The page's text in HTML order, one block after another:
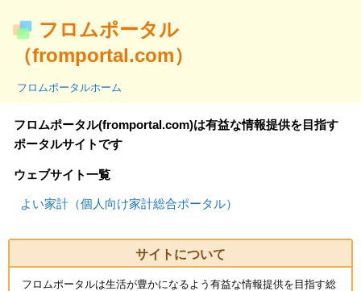
フロムポータル
（fromportal.com）
フロムポータルホーム
フロムポータル(fromportal.com)は有益な情報提供を目指す
ポータルサイトです
ウェブサイト一覧
よい家計（個人向け家計総合ポータル）
サイトについて
フロムポータルは生活が豊かになるよう有益な情報提供を目指す総